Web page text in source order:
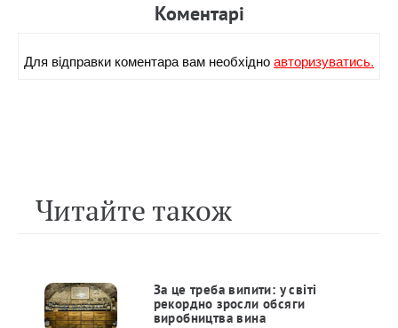
Коментарi
Для вiдправки коментара вам необхiдноавторизуватись.
Читайте також
За це треба випити: у світі
рекордно зросли обсяги
виробництва вина